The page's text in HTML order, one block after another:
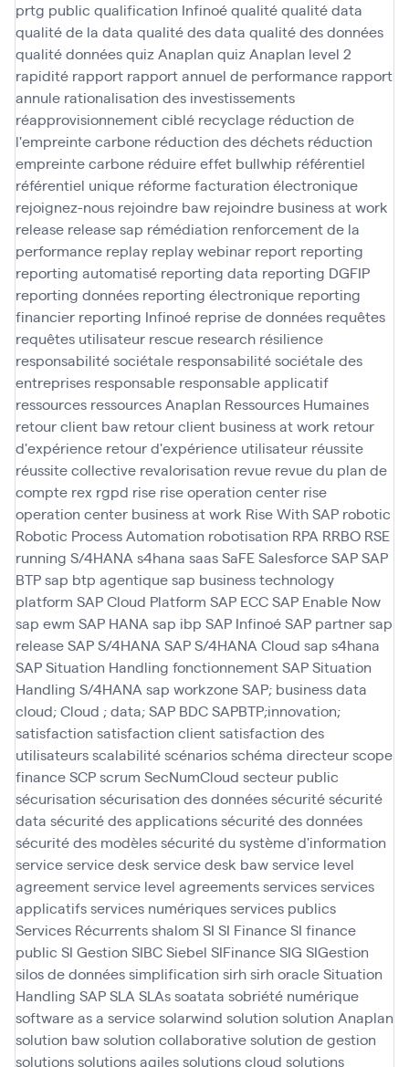
prtg public qualification Infinoéqualitéqualité data
qualité de la data qualité des data qualité des données
qualité donnéesquiz Anaplan quiz Anaplan level 2
rapidité rapport rapport annuel de performance rapport
annule rationalisation des investissements
réapprovisionnement ciblé recyclage réduction de
l'empreinte carbone réduction des déchets réduction
empreinte carbone réduire effet bullwhip référentiel
référentiel unique réforme facturation électronique
rejoignez-nous rejoindre baw rejoindre business at work
release release sap rémédiation renforcement de la
performance replay replay webinar report reporting
reporting automatisé reporting data reporting DGFIP
reporting données reporting électronique reporting
financier reporting Infinoé reprise de données requêtes
requêtes utilisateur rescue research résilience
responsabilité sociétale responsabilité sociétale des
entreprises responsable responsable applicatif
ressources ressources Anaplan Ressources Humaines
retour client baw retour client business at work retour
d'expérience retour d'expérience utilisateur réussite
réussite collective revalorisation revue revue du plan de
compte rex rgpd rise rise operation center rise
operation center business at work Rise With SAP robotic
Robotic Process Automation robotisation RPA RRBO RSE
running S/4HANA s4hana saasSaFESalesforceSAPSAP
BTPsap btp agentiquesap business technology
platform SAP Cloud Platform SAP ECCSAP Enable Now
sap ewm SAP HANA sap ibp SAP InfinoéSAP partnersap
releaseSAP S/4HANA SAP S/4HANA Cloud sap s4hana
SAP Situation Handling fonctionnementSAP Situation
Handling S/4HANA sap workzoneSAP; business data
cloud; Cloud ; data; SAP BDCSAPBTP;innovation;
satisfaction satisfaction clientsatisfaction des
utilisateursscalabilitéscénariosschéma directeurscope
financeSCPscrum SecNumCloud secteur public
sécurisation sécurisation des donnéessécuritésécurité
data sécurité des applicationssécurité des données
sécurité des modèlessécurité du système d'information
serviceservice desk service desk bawservice level
agreementservice level agreementsservicesservices
applicatifsservices numériquesservices publics
Services Récurrentsshalom SI SI FinanceSI finance
public SI Gestion SIBCSiebel SIFinanceSIG SIGestion
silos de donnéessimplification sirhsirh oracleSituation
Handling SAPSLA SLAssoatata sobriété numérique
software as a servicesolarwind solution solution Anaplan
solution bawsolution collaborativesolution de gestion
solutionssolutions agilessolutions cloud solutions